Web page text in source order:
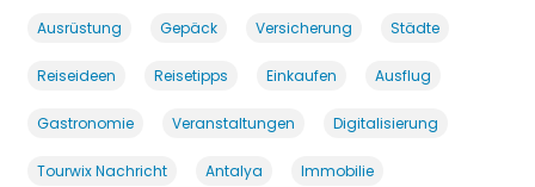
Ausrüstung Gepäck Versicherung Städte
Reiseideen Reisetipps Einkaufen Ausflug
Gastronomie Veranstaltungen Digitalisierung
Tourwix Nachricht Antalya Immobilie